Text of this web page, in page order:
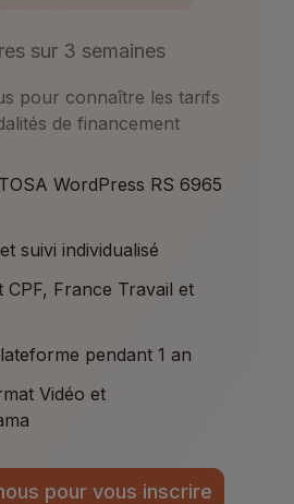
sur 3 semaines
pour connaître les tarifs
de financement
WordPress RS 6965
suivi individualisé
CPF, France Travail et
pendant 1 an
Vidéo et
pour vous inscrire